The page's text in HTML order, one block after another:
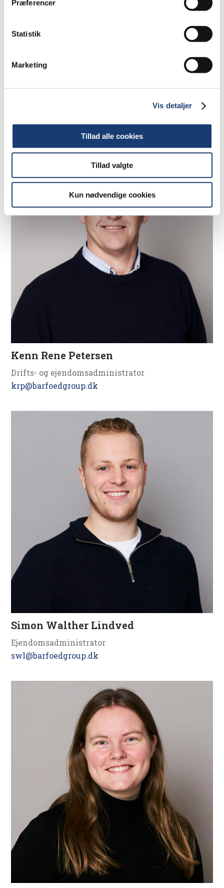
Præferencer
Statistik
Marketing
Vis detaljer
Tillad alle cookies
Tillad valgte
Kun nødvendige cookies
Caroline Maria Bang Holmtoft
Kenn Rene Petersen
Drifts- og ejendomsadministrator
krp@barfoedgroup.dk
Simon Walther Lindved
Ejendomsadministrator
swl@barfoedgroup.dk